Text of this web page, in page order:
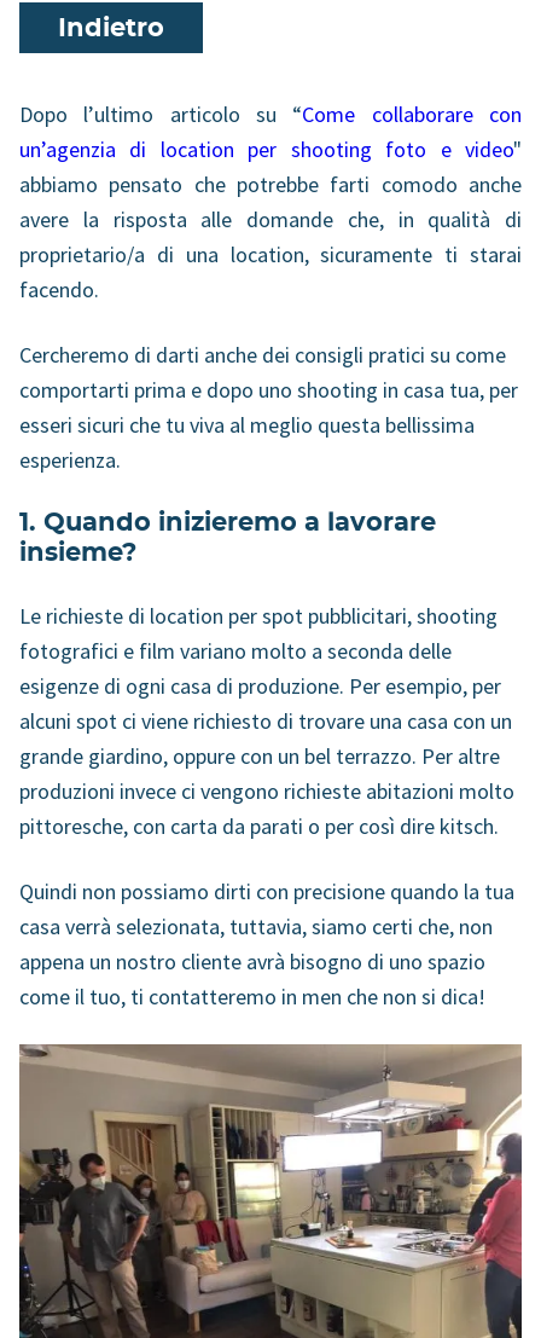
Indietro
Dopo l’ultimo articolo su “Come collaborare con
un’agenzia di location per shooting foto e video"
abbiamo pensato che potrebbe farti comodo anche
avere la risposta alle domande che, in qualità di
proprietario/a di una location, sicuramente ti starai
facendo.
Cercheremo di darti anche dei consigli pratici su come
comportarti prima e dopo uno shooting in casa tua, per
esseri sicuri che tu viva al meglio questa bellissima
esperienza.
1. Quando inizieremo a lavorare
insieme?
Le richieste di location per spot pubblicitari, shooting
fotografici e film variano molto a seconda delle
esigenze di ogni casa di produzione. Per esempio, per
alcuni spot ci viene richiesto di trovare una casa con un
grande giardino, oppure con un bel terrazzo. Per altre
produzioni invece ci vengono richieste abitazioni molto
pittoresche, con carta da parati o per così dire kitsch.
Quindi non possiamo dirti con precisione quando la tua
casa verrà selezionata, tuttavia, siamo certi che, non
appena un nostro cliente avrà bisogno di uno spazio
come il tuo, ti contatteremo in men che non si dica!